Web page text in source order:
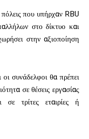
που υπήρχαν RBU
στο δίκτυο και
στην αξιοποίηση
συνάδελφοι θα πρέπει
σε θέσεις εργασίας
σε τρίτες εταιρίες ή